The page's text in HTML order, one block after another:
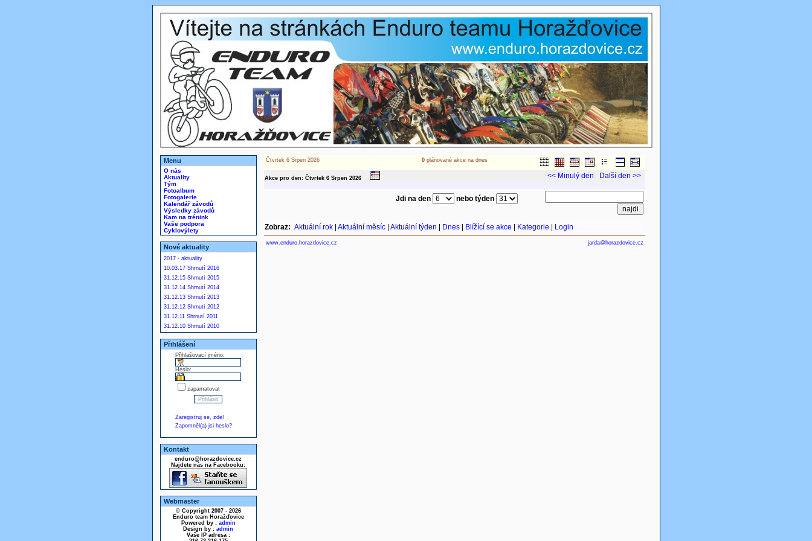
Menu
O nás
Aktuality
Tým
Fotoalbum
Fotogalerie
Kalendář závodů
Výsledky závodů
Kam na trénink
Vaše podpora
Cyklovýlety
Nové aktuality
2017 - aktuality
10.03.17 Shrnutí 2016
31.12.15 Shrnutí 2015
31.12.14 Shrnutí 2014
31.12.13 Shrnutí 2013
31.12.12 Shrnutí 2012
31.12.11 Shrnutí 2011
31.12.10 Shrnutí 2010
Přihlášení
Přihlašovací jméno:
Heslo:
zapamatovat
Zaregistruj se, zde!
Zapomněl(a) jsi heslo?
Kontakt
enduro@horazdovice.cz
Najdete nás na Facebooku:
Webmaster
© Copyright 2007 - 2026
Enduro team Horažďovice
Powered by : admin
Design by : admin
Vaše IP adresa :
Čtvrtek 6 Srpen 2026 0 plánované akce na dnes
Akce pro den: Čtvrtek 6 Srpen 2026 << Minulý den Další den >>
Jdi na den nebo týden
Zobraz: Aktuální rok| Aktuální měsíc| Aktuální týden Dnes| Blížící se akce Kategorie Login
www.enduro.horazdovice.cz jarda@horazdovice.cz